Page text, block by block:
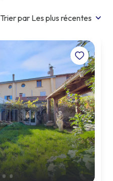
Trier par Les plus récentes